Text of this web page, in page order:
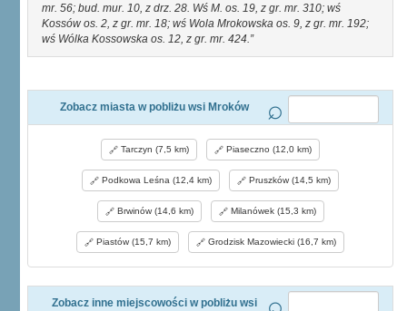
mr. 56; bud. mur. 10, z drz. 28. Wś M. os. 19, z gr. mr. 310; wś
Kossów os. 2, z gr. mr. 18; wś Wola Mrokowska os. 9, z gr. mr. 192;
wś Wólka Kossowska os. 12, z gr. mr. 424.
Zobacz miasta w pobliżu wsi Mroków
Tarczyn (7,5 km) Piaseczno (12,0 km)
Podkowa Leśna (12,4 km) Pruszków (14,5 km)
Brwinów (14,6 km) Milanówek (15,3 km)
Piastów (15,7 km) Grodzisk Mazowiecki (16,7 km)
Zobacz inne miejscowości w pobliżu wsi